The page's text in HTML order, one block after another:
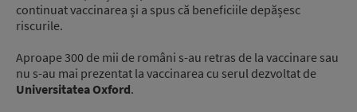
continuat vaccinarea și a spus că beneficiile depășesc
riscurile.
Aproape 300 de mii de români s-au retras de la vaccinare sau
nu s-au mai prezentat la vaccinarea cu serul dezvoltat de
Universitatea Oxford.